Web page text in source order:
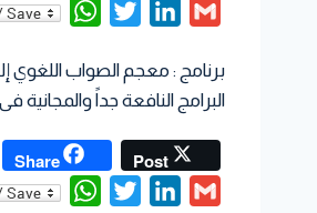
Gmail
LinkedIn
Twitter
برنامج : معجم الصواب اللغوي
البرامج النافعة جداً والمجانية
Post
Share
Gmail
LinkedIn
Twitter